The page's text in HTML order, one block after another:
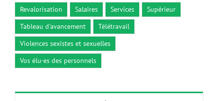
Revalorisation
Salaires Services
Supérieur
Tableau d'avancement
Télétravail
Violences sexistes et sexuelles
Vos élu·es des personnels